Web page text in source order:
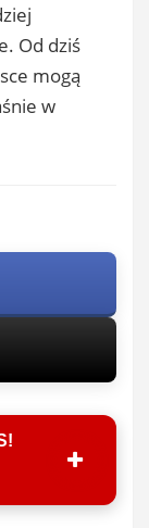
Od dziś
mogą
w